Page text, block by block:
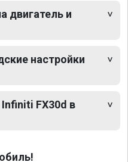
двигатель и
настройки
FX30d в